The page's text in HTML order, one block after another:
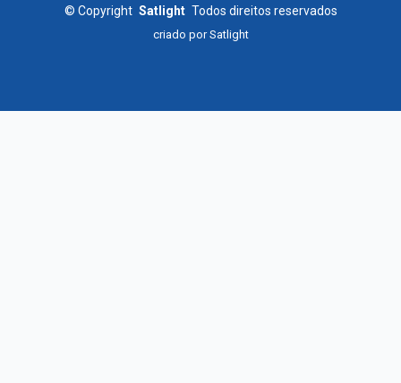
© Copyright Satlight Todos direitos reservados
criado porSatlight